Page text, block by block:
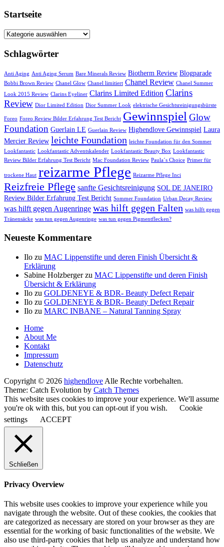
Startseite
Startseite
Schlagwörter
Anti Aging Anti Aging Serum Bare Minerals Review Biotherm Review Blogparade
Bobbi Brown Review Chanel Glow Chanel limitiert Chanel Review Chanel Summer
Look 2015 Review Clarins Eyeliner Clarins Limited Edition Clarins
Review Dior Limited Edition Dior Summer Look elektrische Gesichtsreinigungsbürste
Foreo Foreo Review Bilder Erfahrung Test Bericht GewinnspielGlow
Foundation Guerlain LE Guerlain Review Highendlove Gewinnspiel Laura
Mercier Review leichte Foundation leichte Foundation für den Sommer
Lookfantastic Lookfantastic Adventskalender Lookfantastic Beauty Box Lookfantastic
Review Bilder Erfahrung Test Bericht Mac Foundation Review Paula´s Choice Primer für
trockene Haut reizarme Pflege Reizarme Pflege Inci
Reizfreie Pflege sanfte Gesichtsreinigung SOL DE JANEIRO
Review Bilder Erfahrung Test Bericht Sommer Foundation Urban Decay Review
was hilft gegen Augenringe was hilft gegen Falten was hilft gegen
Tränensäcke was tun gegen Augenringe was tun gegen Pigmentflecken?
Neueste Kommentare
Ilo zu MAC Lippenstifte und deren Finish Übersicht &
Erklärung
Sabine Holzbergerzu MAC Lippenstifte und deren Finish
Übersicht & Erklärung
Ilo zu GOLDENEYE & BDR- Beauty Defect Repair
Ilo zu GOLDENEYE & BDR- Beauty Defect Repair
Ilo zu MARC INBANE – Natural Tanning Spray
Seitenfuß-
Menü
Home
About Me
Kontakt
Impressum
Datenschutz
Copyright © 2026 highendlove Alle Rechte vorbehalten.
Theme: Catch Evolution by Catch Themes
This website uses cookies to improve your experience. We'll assume
you're ok with this, but you can opt-out if you wish.
Cookie
settings
ACCEPT
Schließen
Privacy Overview
This website uses cookies to improve your experience while you
navigate through the website. Out of these cookies, the cookies that
are categorized as necessary are stored on your browser as they are
essential for the working of basic functionalities of the website. We
also use third-party cookies that help us analyze and understand how